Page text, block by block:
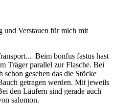
und Verstauen für mich mit
Beim bonfus fastus hast
Träger parallel zur Flasche. Bei
schon gesehen das die Stöcke
getragen werden. Mit jeweils
den Läufern sind gerade auch
salomon.